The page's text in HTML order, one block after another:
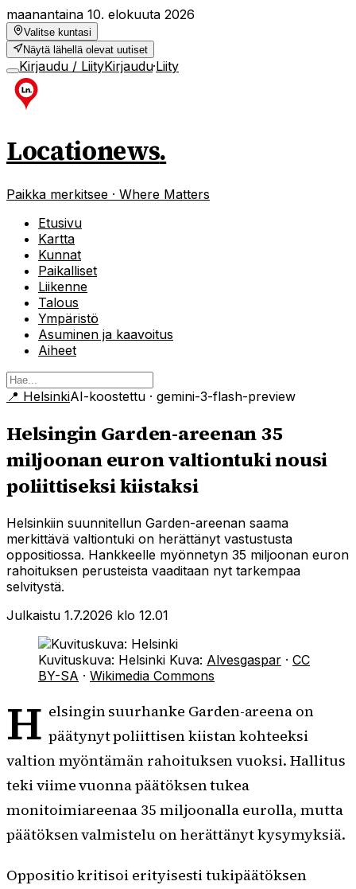
maanantaina 10. elokuuta 2026
Valitse kuntasi
Näytä lähellä olevat uutiset
Kirjaudu / LiityKirjaudu·Liity
Locationews.
Paikka merkitsee · Where Matters
Etusivu
Kartta
Kunnat
Paikalliset
Liikenne
Talous
Ympäristö
Asuminen ja kaavoitus
Aiheet
📍 HelsinkiAI-koostettu · gemini-3-flash-preview
Helsingin Garden-areenan 35
miljoonan euron valtiontuki nousi
poliittiseksi kiistaksi
Helsinkiin suunnitellun Garden-areenan saama
merkittävä valtiontuki on herättänyt vastustusta
oppositiossa. Hankkeelle myönnetyn 35 miljoonan euron
rahoituksen perusteista vaaditaan nyt tarkempaa
selvitystä.
Julkaistu 1.7.2026 klo 12.01
Kuvituskuva: Helsinki Kuva: Alvesgaspar · CC
BY-SA · Wikimedia Commons
H elsingin suurhanke Garden-areena on
päätynyt poliittisen kiistan kohteeksi
valtion myöntämän rahoituksen vuoksi. Hallitus
teki viime vuonna päätöksen tukea
monitoimiareenaa 35 miljoonalla eurolla, mutta
päätöksen valmistelu on herättänyt kysymyksiä.
Oppositio kritisoi erityisesti tukipäätöksen